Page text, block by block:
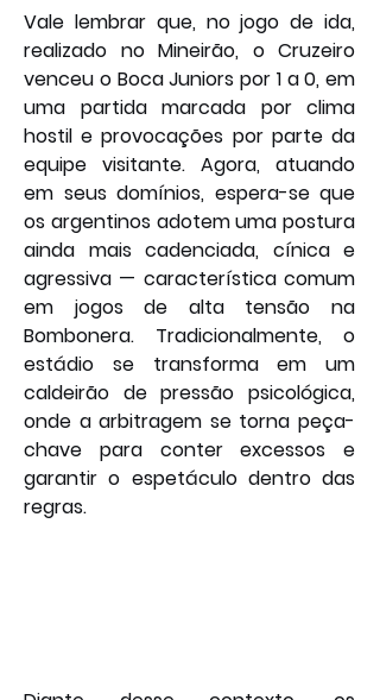
Vale lembrar que, no jogo de ida,
realizado no Mineirão, o Cruzeiro
venceu o Boca Juniors por 1 a 0, em
uma partida marcada por clima
hostil e provocações por parte da
equipe visitante. Agora, atuando
em seus domínios, espera-se que
os argentinos adotem uma postura
ainda mais cadenciada, cínica e
agressiva — característica comum
em jogos de alta tensão na
Bombonera. Tradicionalmente, o
estádio se transforma em um
caldeirão de pressão psicológica,
onde a arbitragem se torna peça-
chave para conter excessos e
garantir o espetáculo dentro das
regras.